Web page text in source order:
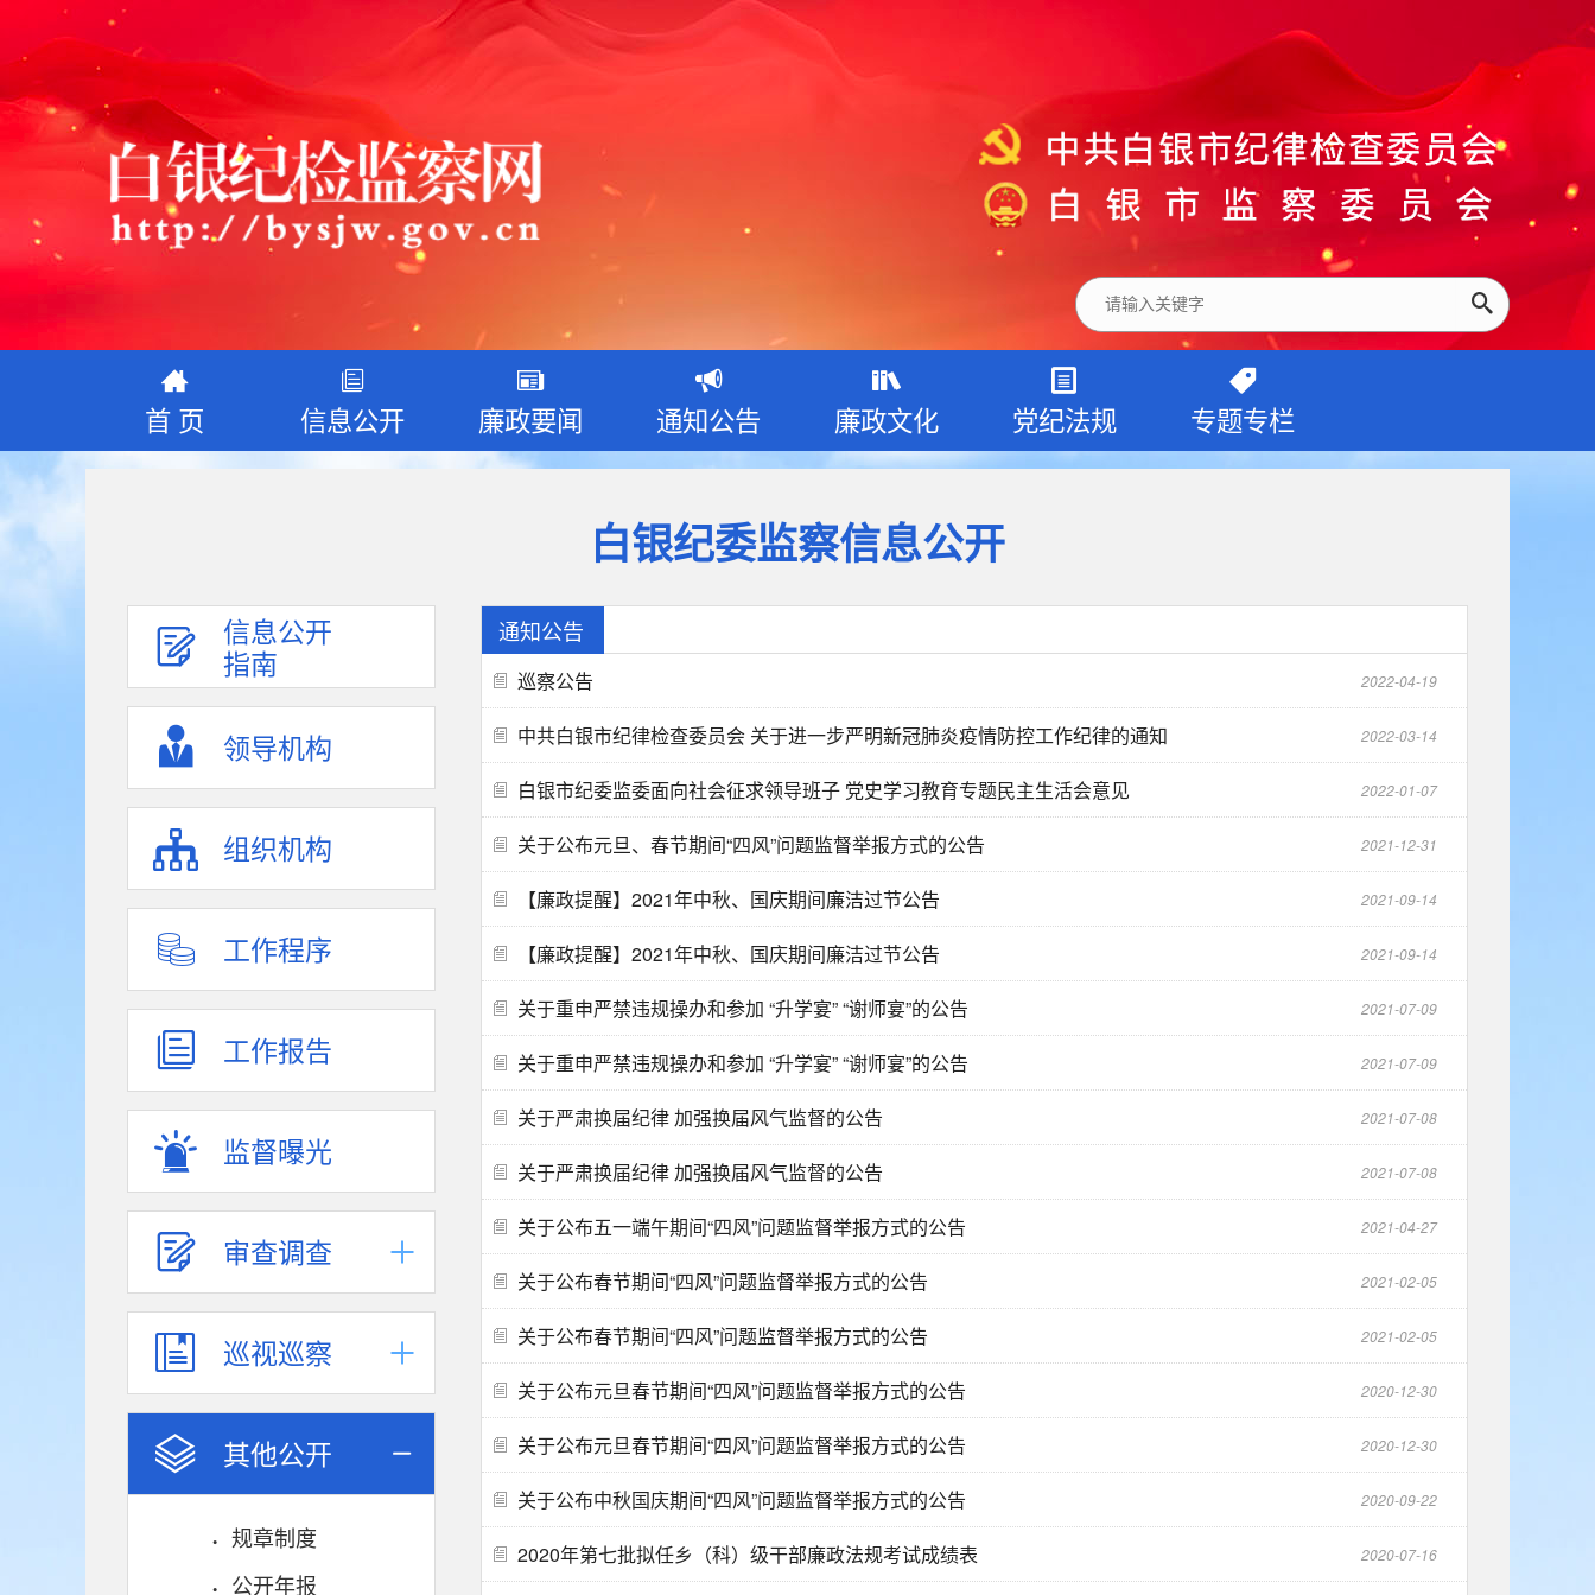
首 页 信息公开 廉政要闻 通知公告 廉政文化 党纪法规 专题专栏
白银纪委监察信息公开
信息公开
指南
领导机构
组织机构
工作程序
工作报告
监督曝光
审查调查
巡视巡察
其他公开
规章制度
公开年报
通知公告
2022-04-19
巡察公告
2022-03-14
中共白银市纪律检查委员会 关于进一步严明新冠肺炎疫情防控工作纪律的通知
2022-01-07
白银市纪委监委面向社会征求领导班子 党史学习教育专题民主生活会意见
2021-12-31
关于公布元旦、春节期间“四风”问题监督举报方式的公告
2021-09-14
【廉政提醒】2021年中秋、国庆期间廉洁过节公告
2021-09-14
【廉政提醒】2021年中秋、国庆期间廉洁过节公告
2021-07-09
关于重申严禁违规操办和参加 “升学宴” “谢师宴”的公告
2021-07-09
关于重申严禁违规操办和参加 “升学宴” “谢师宴”的公告
2021-07-08
关于严肃换届纪律 加强换届风气监督的公告
2021-07-08
关于严肃换届纪律 加强换届风气监督的公告
2021-04-27
关于公布五一端午期间“四风”问题监督举报方式的公告
2021-02-05
关于公布春节期间“四风”问题监督举报方式的公告
2021-02-05
关于公布春节期间“四风”问题监督举报方式的公告
2020-12-30
关于公布元旦春节期间“四风”问题监督举报方式的公告
2020-12-30
关于公布元旦春节期间“四风”问题监督举报方式的公告
2020-09-22
关于公布中秋国庆期间“四风”问题监督举报方式的公告
2020-07-16
2020年第七批拟任乡（科）级干部廉政法规考试成绩表